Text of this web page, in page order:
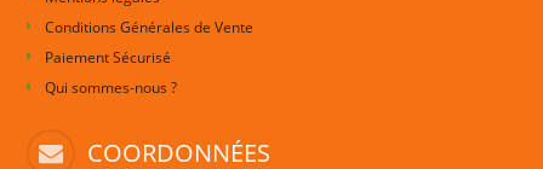
Conditions Générales de Vente
Paiement Sécurisé
Qui sommes-nous ?
COORDONNÉES